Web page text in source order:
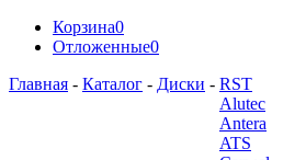
Корзина0
Отложенные0
Главная - Каталог - Диски - RST
Alutec
Antera
ATS